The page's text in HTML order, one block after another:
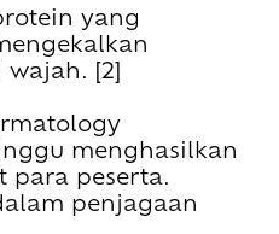
yang
wajah. [2]
menghasilkan
para peserta.
penjagaan